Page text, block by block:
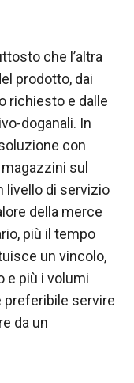
che l’altra
prodotto, dai
richiesto e dalle
doganali. In
con
sul
livello di servizio
della merce
più il tempo
un vincolo,
e più i volumi
preferibile servire
da un